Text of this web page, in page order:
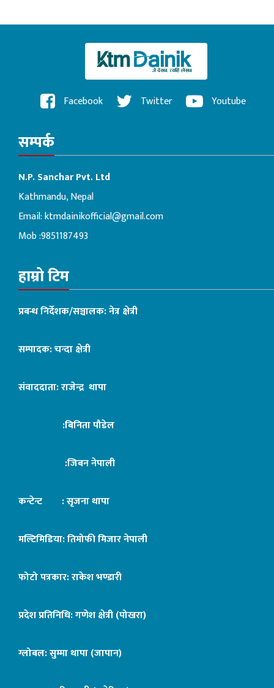
Facebook Twitter Youtube
सम्पर्क
N.P. Sanchar Pvt. Ltd
Kathmandu, Nepal
Email:ktmdainikofficial@gmail.com
Mob :9851187493
हाम्रो टिम
प्रबन्ध निर्देशक/सञ्चालक: नेत्र क्षेत्री
सम्पादक: चन्दा क्षेत्री
संवाददाता: राजेन्द्र थापा
:बिनिता पौडेल
:जिबन नेपाली
कन्टेन्ट : सृजना थापा
मल्टिमिडिया: तिमोफी मिजार नेपाली
फोटो पत्रकार: राकेश भण्डारी
प्रदेश प्रतिनिधि: गणेश क्षेत्री (पोखरा)
ग्लोबल: सुम्मा थापा (जापान)